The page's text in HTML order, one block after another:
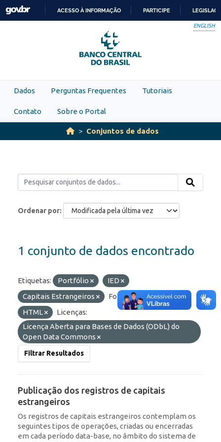
Skip to main content
PARA
O
CONTEÚDO
ACESSO À INFORMAÇÃO PARTICIPE
ENGLISH
Dados Perguntas Frequentes Tutoriais
Contato Sobre o Portal
Conjuntos de dados
Ordenar por
1 conjunto de dados encontrado
Etiquetas: Portfólio
IED
Capitais Estrangeiros
Formatos:
API
HTML
Licenças:
Licença Aberta para Bases de Dados (ODbL) do
Open Data Commons
Filtrar Resultados
Publicação dos registros de capitais
estrangeiros
Os registros de capitais estrangeiros contemplam os
seguintes tipos de operações, criadas ou encerradas
em cada período data-base, no âmbito do sistema de